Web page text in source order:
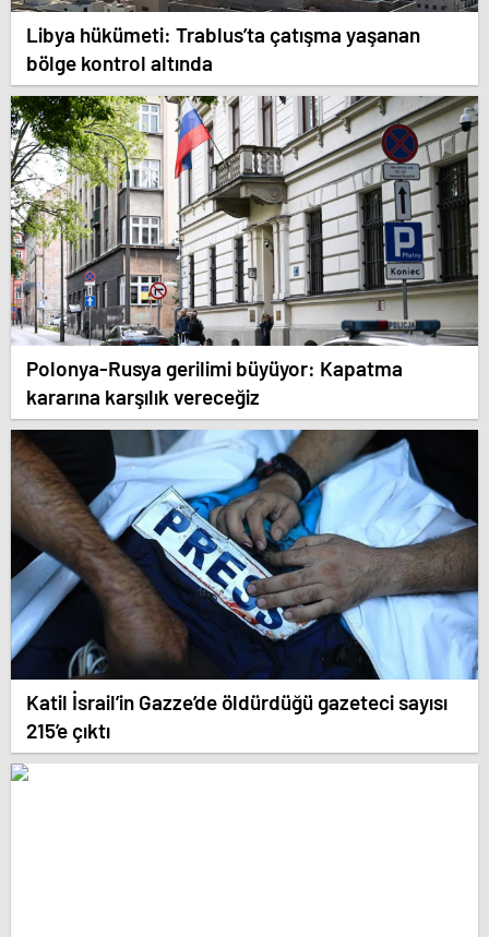
Libya hükümeti: Trablus’ta çatışma yaşanan
bölge kontrol altında
Polonya-Rusya gerilimi büyüyor: Kapatma
kararına karşılık vereceğiz
Katil İsrail’in Gazze’de öldürdüğü gazeteci sayısı
215’e çıktı